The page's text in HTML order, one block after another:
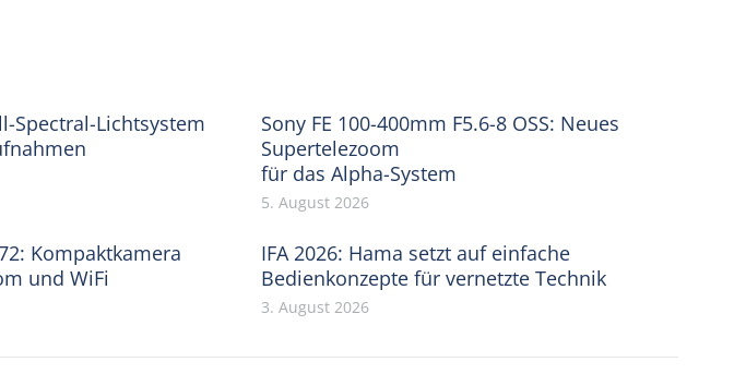
Spectral-Lichtsystem
Sony FE 100-400mm F5.6-8 OSS: Neues
Supertelezoom
für das Alpha-System
5. August 2026
Kompaktkamera
und WiFi
IFA 2026: Hama setzt auf einfache
Bedienkonzepte für vernetzte Technik
3. August 2026